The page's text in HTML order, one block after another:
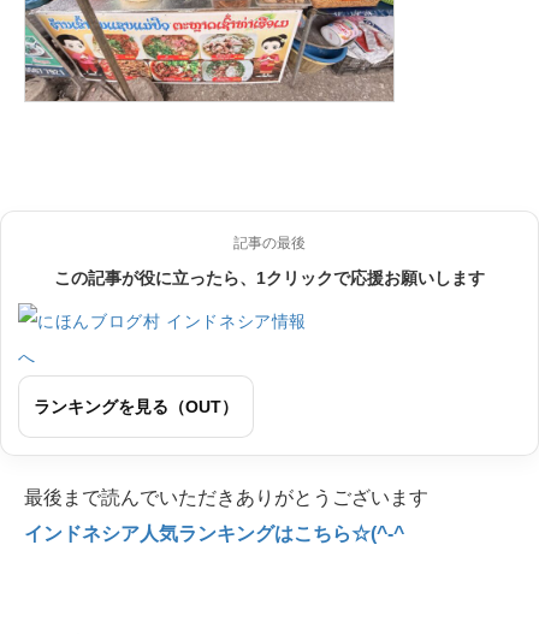
記事の最後
この記事が役に立ったら、1クリックで応援お願いします
ランキングを見る（OUT）
最後まで読んでいただきありがとうございます
インドネシア人気ランキングはこちら☆(^-^